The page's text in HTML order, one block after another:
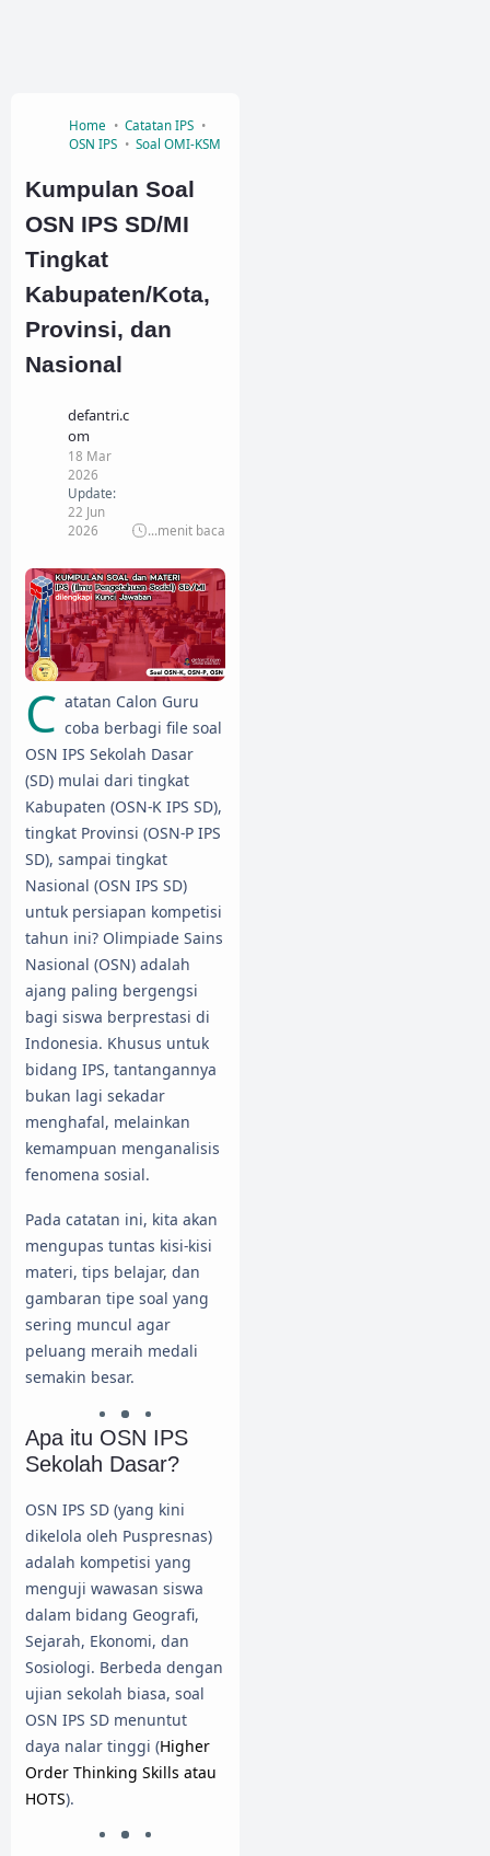
Home
Catatan IPS
OSN IPS
Soal OMI-KSM
Kumpulan Soal
OSN IPS SD/MI
Tingkat
Kabupaten/Kota,
Provinsi, dan
Nasional
defantri.c
om
18 Mar
2026
Update:
22 Jun
2026
...menit baca
C atatan Calon Guru
coba berbagi file soal
OSN IPS Sekolah Dasar
(SD) mulai dari tingkat
Kabupaten (OSN-K IPS SD),
tingkat Provinsi (OSN-P IPS
SD), sampai tingkat
Nasional (OSN IPS SD)
untuk persiapan kompetisi
tahun ini? Olimpiade Sains
Nasional (OSN) adalah
ajang paling bergengsi
bagi siswa berprestasi di
Indonesia. Khusus untuk
bidang IPS, tantangannya
bukan lagi sekadar
menghafal, melainkan
kemampuan menganalisis
fenomena sosial.
Pada catatan ini, kita akan
mengupas tuntas kisi-kisi
materi, tips belajar, dan
gambaran tipe soal yang
sering muncul agar
peluang meraih medali
semakin besar.
Apa itu OSN IPS
Sekolah Dasar?
OSN IPS SD (yang kini
dikelola oleh Puspresnas)
adalah kompetisi yang
menguji wawasan siswa
dalam bidang Geografi,
Sejarah, Ekonomi, dan
Sosiologi. Berbeda dengan
ujian sekolah biasa, soal
OSN IPS SD menuntut
daya nalar tinggi (Higher
Order Thinking Skills atau
HOTS).